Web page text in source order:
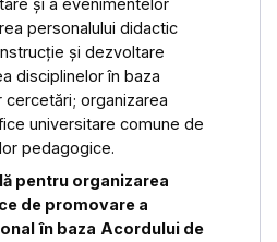
și a evenimentelor
personalului didactic
și dezvoltare
disciplinelor în baza
organizarea
universitare comune de
pedagogice.
pentru organizarea
de promovare a
în baza Acordului de